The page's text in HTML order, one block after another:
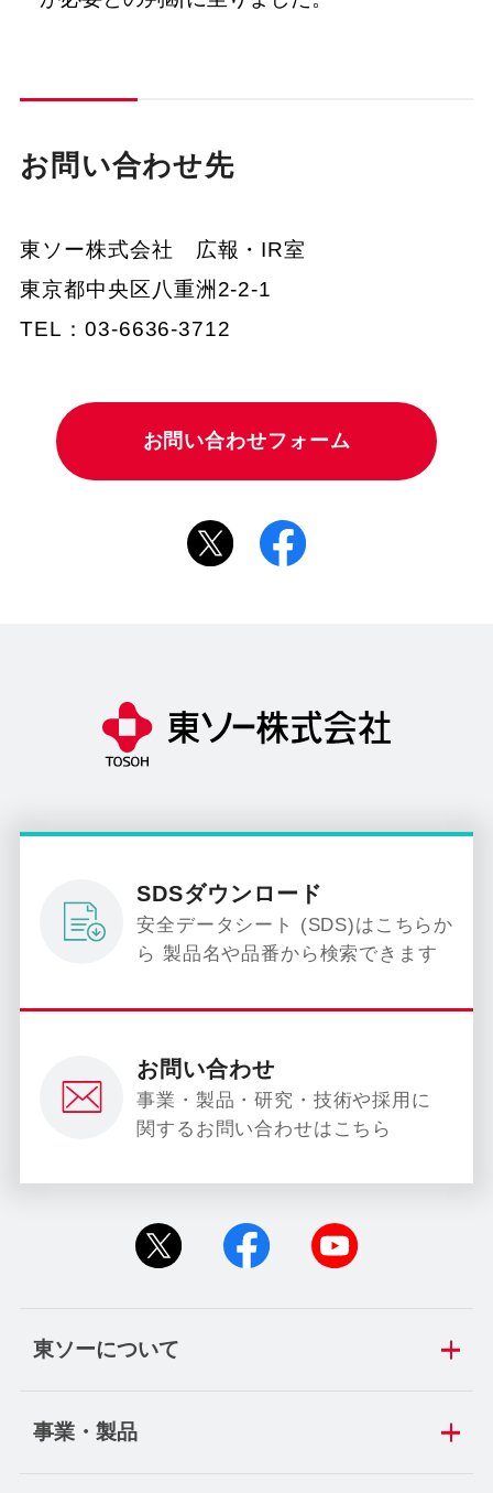
お問い合わせ先
東ソー株式会社 広報・IR室
東京都中央区八重洲2-2-1
TEL：03-6636-3712
お問い合わせフォーム
SDSダウンロード
安全データシート (SDS)はこちらか
ら 製品名や品番から検索できます
お問い合わせ
事業・製品・研究・技術や採用に
関するお問い合わせはこちら
東ソーについて
事業・製品